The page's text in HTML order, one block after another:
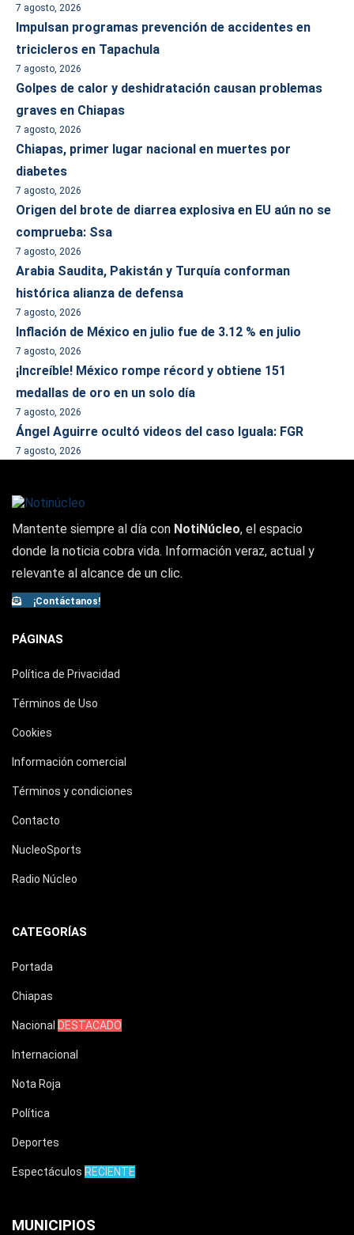
7 agosto, 2026
Impulsan programas prevención de accidentes en
tricicleros en Tapachula
7 agosto, 2026
Golpes de calor y deshidratación causan problemas
graves en Chiapas
7 agosto, 2026
Chiapas, primer lugar nacional en muertes por
diabetes
7 agosto, 2026
Origen del brote de diarrea explosiva en EU aún no se
comprueba: Ssa
7 agosto, 2026
Arabia Saudita, Pakistán y Turquía conforman
histórica alianza de defensa
7 agosto, 2026
Inflación de México en julio fue de 3.12 % en julio
7 agosto, 2026
¡Increíble! México rompe récord y obtiene 151
medallas de oro en un solo día
7 agosto, 2026
Ángel Aguirre ocultó videos del caso Iguala: FGR
7 agosto, 2026
Mantente siempre al día con NotiNúcleo, el espacio
donde la noticia cobra vida. Información veraz, actual y
relevante al alcance de un clic.
¡Contáctanos!
PÁGINAS
Política de Privacidad
Términos de Uso
Cookies
Información comercial
Términos y condiciones
Contacto
NucleoSports
Radio Núcleo
CATEGORÍAS
Portada
Chiapas
Nacional DESTACADO
Internacional
Nota Roja
Política
Deportes
Espectáculos RECIENTE
MUNICIPIOS